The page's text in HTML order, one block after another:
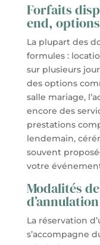
Forfaits
end,
La plupart des
formules :
sur plusieurs
des options
salle mariage,
encore des
prestations
lendemain,
souvent
votre
Modalités
d’annulation
La réservation
s’accompagne